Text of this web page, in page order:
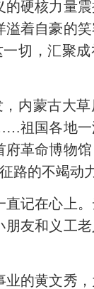
硬核力量
着自豪的
切，汇聚成
内蒙古大草
祖国各地一
府革命博物
路的不竭动力
记在心上。
朋友和义工
的黄文秀，